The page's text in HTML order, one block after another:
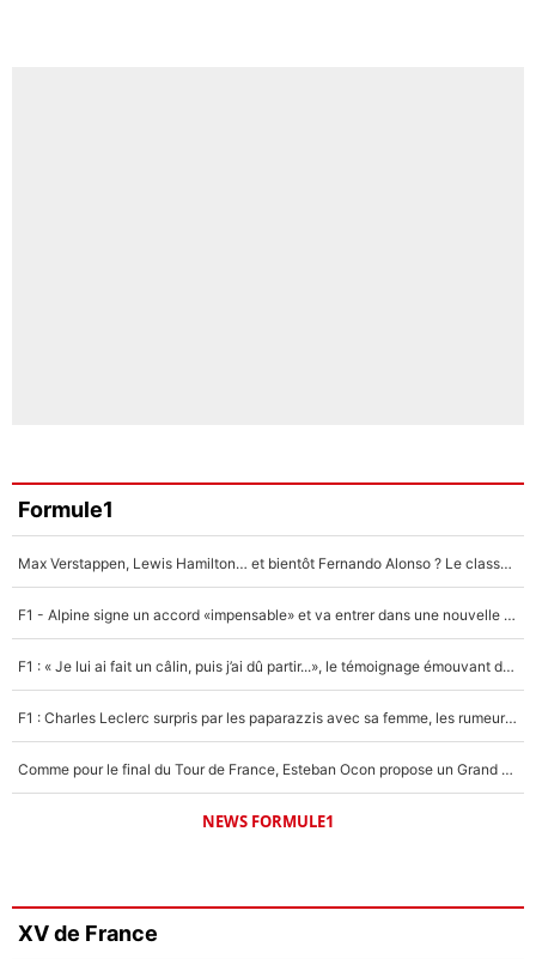
Formule1
Max Verstappen, Lewis Hamilton… et bientôt Fernando Alonso ? Le classement des pilotes les mieux payés en Formule 1 risque de changer !
F1 - Alpine signe un accord «impensable» et va entrer dans une nouvelle dimension : Grande nouvelle pour Pierre Gasly !
F1 : « Je lui ai fait un câlin, puis j’ai dû partir...», le témoignage émouvant de Max Verstappen sur sa fille
F1 : Charles Leclerc surpris par les paparazzis avec sa femme, les rumeurs étaient vraies !
Comme pour le final du Tour de France, Esteban Ocon propose un Grand Prix de Formule 1 à Paris : «Autour de l’Arc de Triomphe, ce serait génial» !
NEWS FORMULE1
XV de France